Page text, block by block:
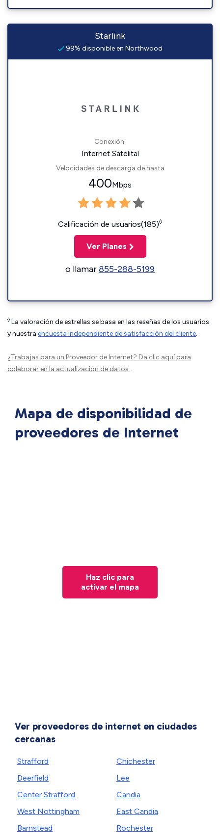
Starlink
99% disponible en Northwood
Conexión:
Internet Satelital
Velocidades de descarga de hasta
400Mbps
Calificación de usuarios(185)◊
Ver Planes
o llamar855-288-5199
◊ La valoración de estrellas se basa en las reseñas de los usuarios
y nuestra encuesta independiente de satisfacción del cliente.
¿Trabajas para un Proveedor de Internet? Da clic aquípara
colaborar en la actualización de datos.
Mapa de disponibilidad de
proveedores de Internet
Haz clic para
activar el mapa
Ver proveedores de internet en ciudades
cercanas
Strafford
Deerfield
Center Strafford
West Nottingham
Barnstead
Chichester
Lee
Candia
East Candia
Rochester